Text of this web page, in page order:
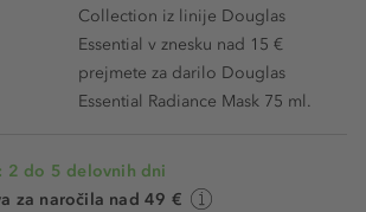
Collection iz linije Douglas
Essential v znesku nad 15 €
prejmete za darilo Douglas
Essential Radiance Mask 75 ml.
2 do 5 delovnih dni
za naročila nad 49 €